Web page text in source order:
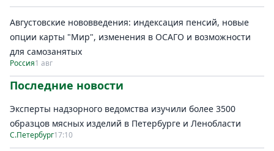
Августовские нововведения: индексация пенсий, новые
опции карты "Мир", изменения в ОСАГО и возможности
для самозанятых
Россия1 авг
Последние новости
Эксперты надзорного ведомства изучили более 3500
образцов мясных изделий в Петербурге и Ленобласти
С.Петербург17:10